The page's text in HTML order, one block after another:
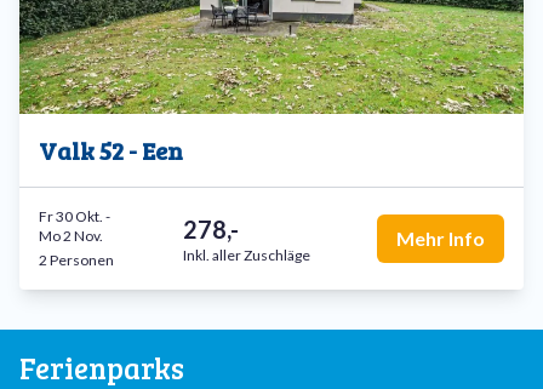
Valk 52 - Een
278,-
Inkl. aller Zuschläge
Fr 30 Okt. -
Mo 2 Nov.
2 Personen
Mehr Info
Ferienparks